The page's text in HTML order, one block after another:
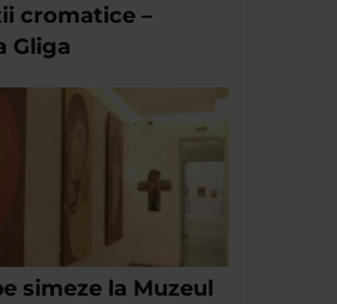
cromatice –
Gliga
simeze la Muzeul